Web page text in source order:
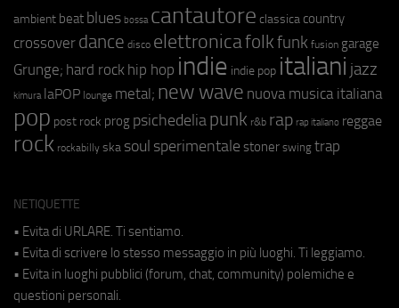
ambient beat blues bossa cantautore classica country
crossover dance disco elettronicafolkfunk fusion garage
Grunge; hard rock hip hop indie indie pop italiani jazz
kimura laPOP lounge metal; new wave nuova musica italiana
pop post rock prog psichedeliapunk r&b rap rap italiano reggae
rock rockabilly ska soul sperimentale stoner swing trap
NETIQUETTE
• Evita di URLARE. Ti sentiamo.
• Evita di scrivere lo stesso messaggio in più luoghi. Ti leggiamo.
• Evita in luoghi pubblici (forum, chat, community) polemiche e
questioni personali.